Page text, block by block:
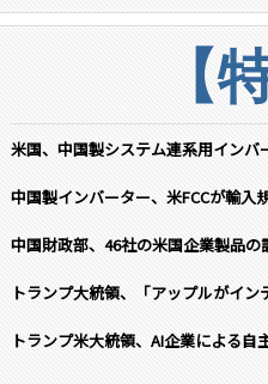
【
米国、中国製システム連系用インバ
中国製インバーター、米FCCが輸
中国財政部、46社の米国企業製品の
トランプ大統領、「アップルがイ
トランプ米大統領、AI企業による